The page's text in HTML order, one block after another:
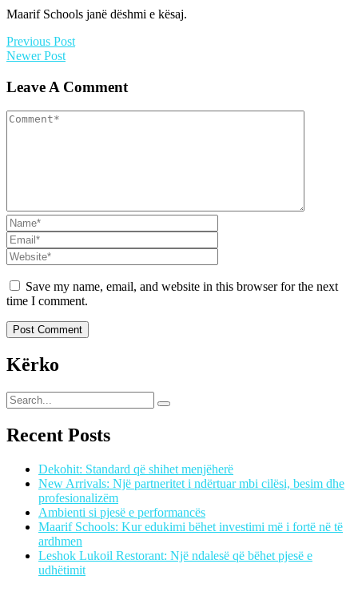
Maarif Schools janë dëshmi e kësaj.
Previous Post
Newer Post
Leave A Comment
Save my name, email, and website in this browser for the next
time I comment.
Kërko
Recent Posts
Dekohit: Standard që shihet menjëherë
New Arrivals: Një partneritet i ndërtuar mbi cilësi, besim dhe
profesionalizëm
Ambienti si pjesë e performancës
Maarif Schools: Kur edukimi bëhet investimi më i fortë në të
ardhmen
Leshok Lukoil Restorant: Një ndalesë që bëhet pjesë e
udhëtimit